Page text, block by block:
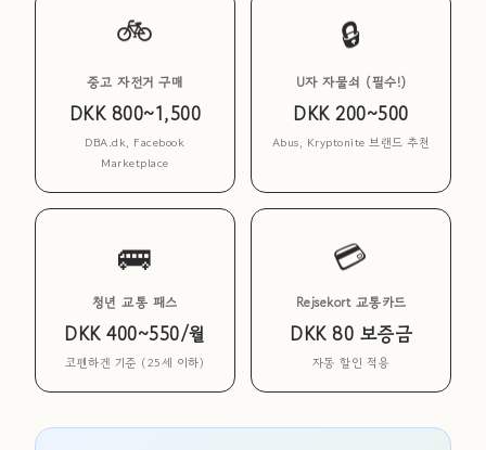
🚲
중고 자전거 구매
DKK 800~1,500
DBA.dk, Facebook
Marketplace
🔒
U자 자물쇠 (필수!)
DKK 200~500
Abus, Kryptonite 브랜드 추천
🚌
청년 교통 패스
DKK 400~550/월
코펜하겐 기준 (25세 이하)
💳
Rejsekort 교통카드
DKK 80 보증금
자동 할인 적용